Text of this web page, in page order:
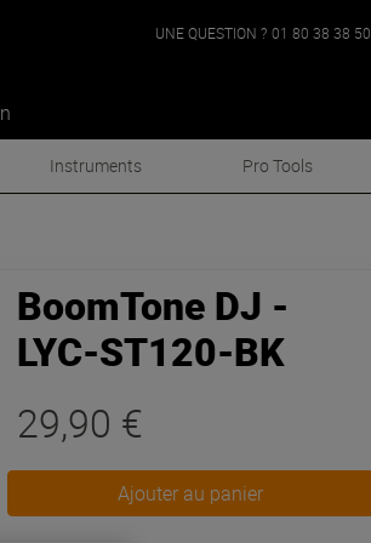
UNE QUESTION ? 01 80 38 38 50
Instruments Pro Tools
BoomTone DJ -
LYC-ST120-BK
29,90 €
Ajouter au panier